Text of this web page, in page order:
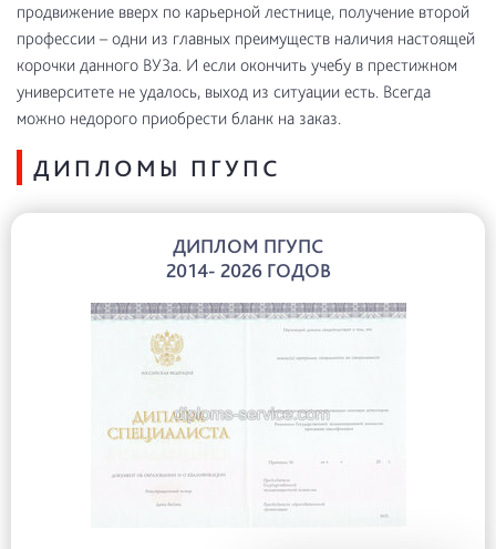
продвижение вверх по карьерной лестнице, получение второй
профессии – одни из главных преимуществ наличия настоящей
корочки данного ВУЗа. И если окончить учебу в престижном
университете не удалось, выход из ситуации есть. Всегда
можно недорого приобрести бланк на заказ.
ДИПЛОМЫ ПГУПС
ДИПЛОМ ПГУПС
2014- 2026 ГОДОВ